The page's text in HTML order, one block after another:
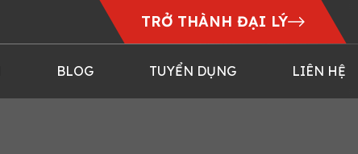
TRỞ THÀNH ĐẠI LÝ
BLOG TUYỂN DỤNG LIÊN HỆ